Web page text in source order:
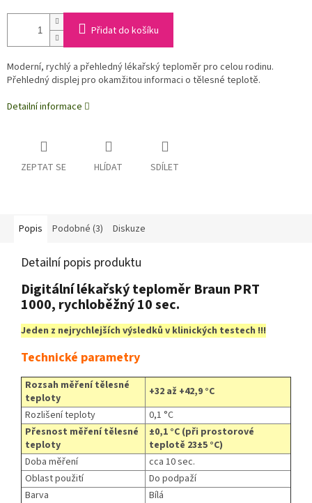
Přidat do košíku
Moderní, rychlý a přehledný lékařský teploměr pro celou rodinu.
Přehledný displej pro okamžitou informaci o tělesné teplotě.
Detailní informace
ZEPTAT SE HLÍDAT SDÍLET
Popis Podobné (3) Diskuze
Detailní popis produktu
Digitální lékařský teploměr Braun PRT
1000, rychloběžný 10 sec.
Jeden z nejrychlejších výsledků v klinických testech !!!
Technické parametry
Rozsah měření tělesné
teploty
+32 až +42,9 °C
Rozlišení teploty
0,1 °C
Přesnost měření tělesné
teploty
±0,1 °C (při prostorové
teplotě 23±5 °C)
Doba měření
cca 10 sec.
Oblast použití
Do podpaží
Barva
Bílá